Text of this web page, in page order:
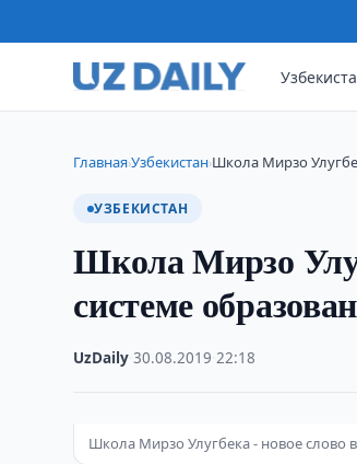
Главная›Узбекистан›Школа Мирзо
УЗБЕКИСТАН
Школа Мирзо
системе
UzDaily ·30.08.2019 ·22:18
Школа Мирзо Улугбека - новое слово